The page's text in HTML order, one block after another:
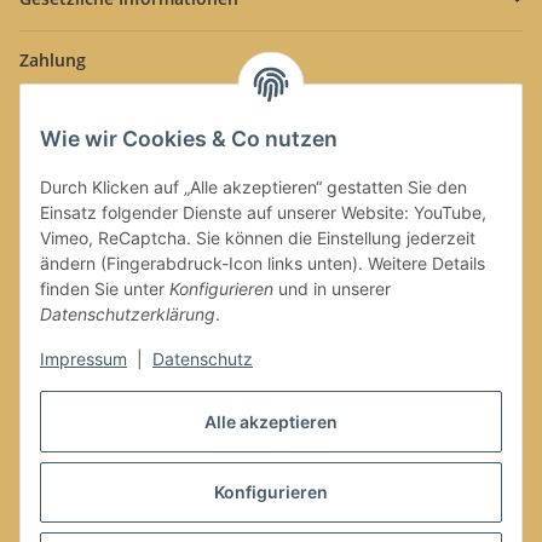
Alle akzeptieren
Konfigurieren
Wie wir Cookies & Co nutzen
Durch Klicken auf „Alle akzeptieren“ gestatten Sie den
Einsatz folgender Dienste auf unserer Website: YouTube,
Vimeo, ReCaptcha. Sie können die Einstellung jederzeit
ändern (Fingerabdruck-Icon links unten). Weitere Details
finden Sie unter Konfigurieren und in unserer
Datenschutzerklärung.
Impressum Datenschutz
Zahlung
Versand
Vertrag widerrufen